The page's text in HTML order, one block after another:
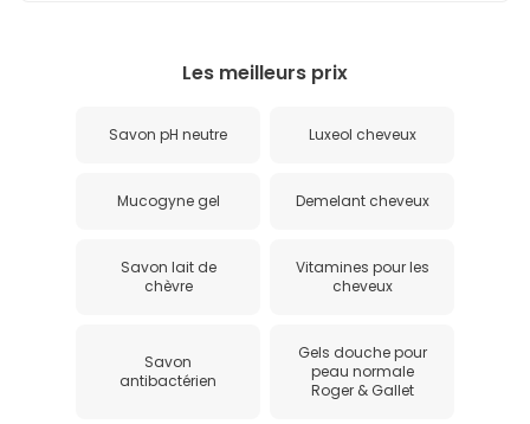
Les meilleurs prix
Savon pH neutre Luxeol cheveux
Mucogyne gel Demelant cheveux
Savon lait de
chèvre
Vitamines pour les
cheveux
Savon
antibactérien
Gels douche pour
peau normale
Roger & Gallet